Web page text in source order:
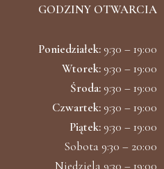
GODZINY OTWARCIA
Poniedziałek: 9:30 – 19:00
Wtorek: 9:30 – 19:00
Środa: 9:30 – 19:00
Czwartek: 9:30 – 19:00
Piątek: 9:30 – 19:00
Sobota 9:30 – 20:00
Niedziela 9:30 – 19:00